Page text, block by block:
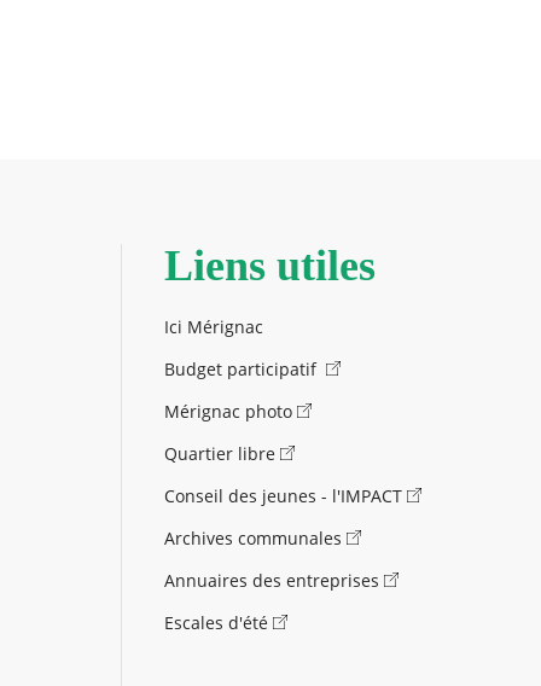
Liens utiles
Ici Mérignac
Budget participatif
Mérignac photo
Quartier libre
Conseil des jeunes - l'IMPACT
Archives communales
Annuaires des entreprises
Escales d'été